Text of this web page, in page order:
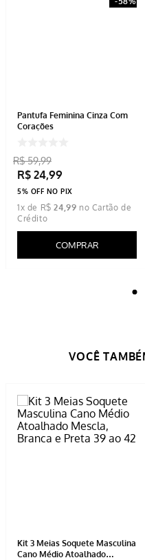
Pantufa Feminina Cinza Com
Corações
R$ 59,99
R$ 24,99
5% OFF NO PIX
1x de R$ 24 ,99
COMPRAR
Kit 3 Meias Soquete Masculina
Cano Médio Atoalhado